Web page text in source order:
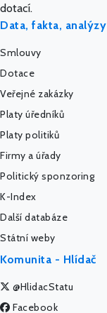
dotací.
Data, fakta, analýzy
Smlouvy
Dotace
Veřejné zakázky
Platy úředníků
Platy politiků
Firmy a úřady
Politický sponzoring
K-Index
Další databáze
Státní weby
Komunita - Hlídač
@HlidacStatu
Facebook